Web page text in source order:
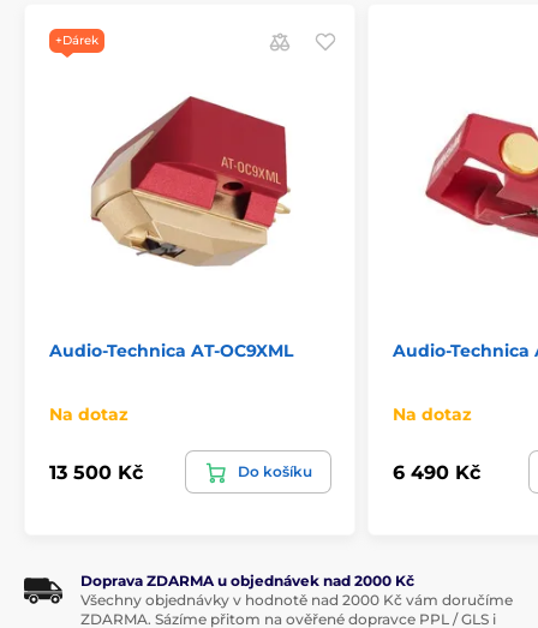
+Dárek
Audio-Technica AT-OC9XML
Na dotaz
13 500 Kč Do košíku
Audio-Technica
Na dotaz
6 490 Kč
Doprava ZDARMA u objednávek nad 2000 Kč
Všechny objednávky v hodnotě nad 2000 Kč vám doručíme
ZDARMA. Sázíme přitom na ověřené dopravce PPL / GLS i